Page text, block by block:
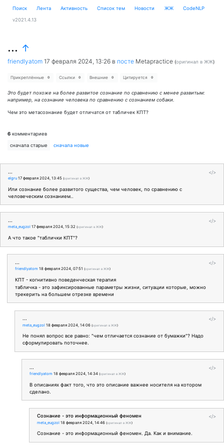
Поиск Лента Активность Cписок тем Новости ЖЖ CodeNLP
v2021.4.13
... ↑
friendlyatom 17 февраля 2024, 13:26 в посте Metapractice (оригинал в ЖЖ)
Прикреплённые 0 Ссылки 0 Внешние 0 Цитируется 0
Это будет похоже на более развитое сознание по сравнению с менее развитым:
например, на сознание человека по сравнению с сознанием собаки.
Чем это метасознание будет отличатся от табличек КПТ?
6 комментариев
сначала старые сначала новые
</>
...
elgru 17 февраля 2024, 13:45 (оригинал в ЖЖ)
Или сознание более развитого существа, чем человек, по сравнению с
человеческим сознанием..
</>
...
meta_eugzol 17 февраля 2024, 15:32 (оригинал в ЖЖ)
А что такое "таблички КПТ"?
</>
...
friendlyatom 18 февраля 2024, 07:51 (оригинал в ЖЖ)
КПТ - когнитивно поведенческая терапия
табличка - это зафиксированные параметры жизни, ситуации которые, можно
трекерить на большем отрезке времени
</>
...
meta_eugzol 18 февраля 2024, 14:06 (оригинал в ЖЖ)
Не понял вопрос все равно: "чем отличается сознание от бумажки"? Надо
сформулировать поточнее.
</>
...
friendlyatom 18 февраля 2024, 14:34 (оригинал в ЖЖ)
В описаниях факт того, что это описание важнее носителя на котором
сделано.
</>
Сознание - это информационный феномен
meta_eugzol 18 февраля 2024, 14:46 (оригинал в ЖЖ)
Сознание - это информационный феномен. Да. Как и внимание.